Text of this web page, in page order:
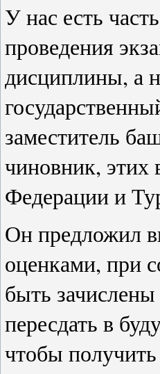
У нас есть
проведения
дисциплины, а
заместитель
чиновник, этих
Федерации и
Он предложил
оценками, при
быть
пересдать в
чтобы получить